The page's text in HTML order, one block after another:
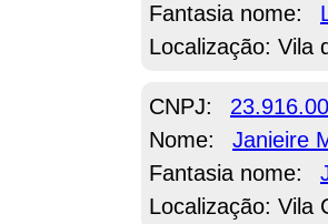
Fantasia nome:
Localização: Vila
CNPJ:
Nome:
Janieire
Fantasia nome:
Localização: Vila